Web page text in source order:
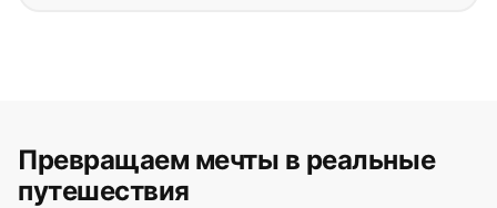
Превращаем мечты в реальные
путешествия